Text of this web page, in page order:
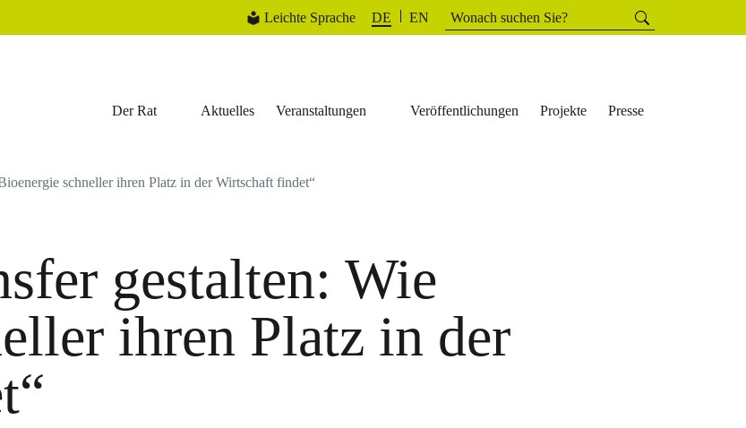
Suchen
nach:
Suchen
DE EN
Leichte Sprache
Der Rat Aktuelles Veranstaltungen Veröffentlichungen Projekte Presse
schneller ihren Platz in der Wirtschaft findet“
gestalten: Wie
ihren Platz in der